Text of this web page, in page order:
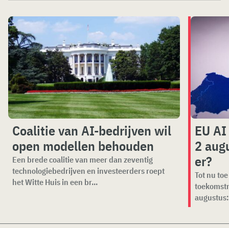
Coalitie van AI-bedrijven wil
open modellen behouden
Een brede coalitie van meer dan zeventig
technologiebedrijven en investeerders roept
het Witte Huis in een br...
EU
2
er?
Tot nu